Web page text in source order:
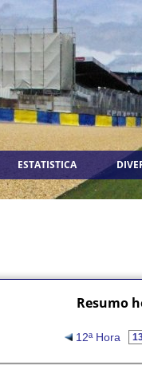
ESTATISTICA
Resumo
12ª Hora